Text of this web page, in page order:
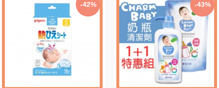
-42% -43%